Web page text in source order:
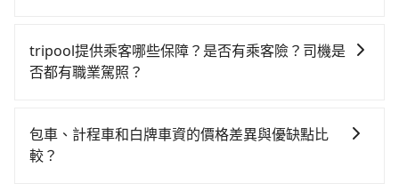
後，抵達抹茶山(聖母山莊步道登山口) (嘉義縣阿里山鄉)
的目的地。全程加上轉車時間共4小時49分鐘，假設4位
1,780元，費時4小時29分鐘。選擇搭乘高鐵而不預約包
車，不僅每人至少額外負擔50元車資，而且更會額外浪
Starex或Volkswagen T5，一天$4,500起，油錢（每公
里約3元）、eTag（每公里約1元）、路邊停車（每小時
100~2,000元不等的費用。由於絕大多數的租車公司都
沒有提供甲租乙還的服務，假設你當天就往返政治大學
灣大車隊、Uber、Line Taxi、Yoxi等，如果在路邊攔不
到車，也可考慮打電話至政治大學附近的計程車隊，如
但如改預約tripool可省高達$3,000。但如果要考慮到回
程，嘉義縣僅有合法計程車約330輛，數量約為台北市的
tripool提供乘客哪些保障？是否有乘客險？司機是
否都有職業駕照？
查，符合職業駕駛資格的司機入隊服務，所提供之車輛
也都經過細心維護及保養，以確保您的乘車安全。
包車、計程車和白牌車資的價格差異與優缺點比
較？